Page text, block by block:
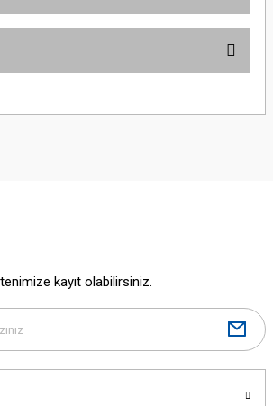
öneri formunu kullanarak tarafımıza
alternatifler olmalı.
kayıt olabilirsiniz.